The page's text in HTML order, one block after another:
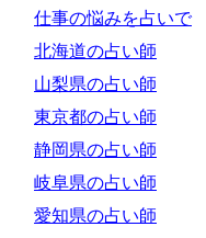
仕事の悩みを占いで
北海道の占い師
山梨県の占い師
東京都の占い師
静岡県の占い師
岐阜県の占い師
愛知県の占い師